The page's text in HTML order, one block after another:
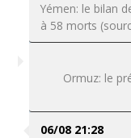
Yémen: le bilan
à 58 morts
Ormuz: le
06/08 21:28